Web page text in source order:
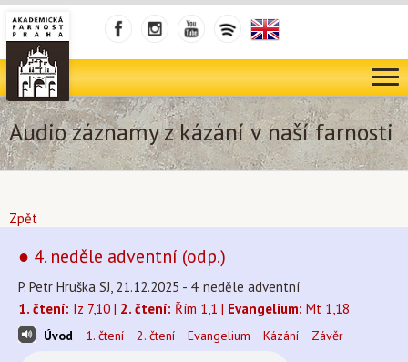
Audio záznamy z kázání v naší farnosti
Zpět
● 4. neděle adventní (odp.)
P. Petr Hruška SJ, 21.12.2025 - 4. neděle adventní
1. čtení: Iz 7,10 | 2. čtení: Řím 1,1 | Evangelium: Mt 1,18
Úvod 1. čtení 2. čtení Evangelium Kázání Závěr